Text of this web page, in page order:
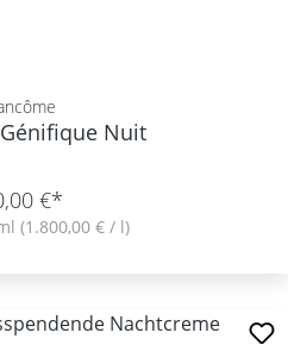
Nuit
€*
(1.800,00 € / l)